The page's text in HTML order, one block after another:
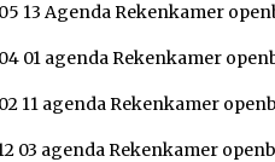
13 Agenda Rekenkamer
01 agenda Rekenkamer
11 agenda Rekenkamer
03 agenda Rekenkamer